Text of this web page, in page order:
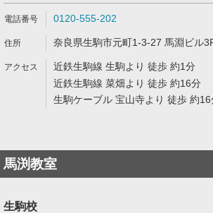
0120-555-202
奈良県生駒市元町1-3-27 馬淵ビル
近鉄生駒線 生駒より 徒歩 約1分
近鉄生駒線 菜畑より 徒歩 約16分
生駒ケーブル 宝山寺より 徒歩 約16
馬渕教室
生駒校